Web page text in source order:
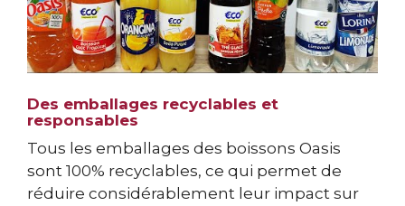
Des emballages recyclables et
responsables
Tous les emballages des boissons Oasis
sont 100% recyclables, ce qui permet de
réduire considérablement leur impact sur